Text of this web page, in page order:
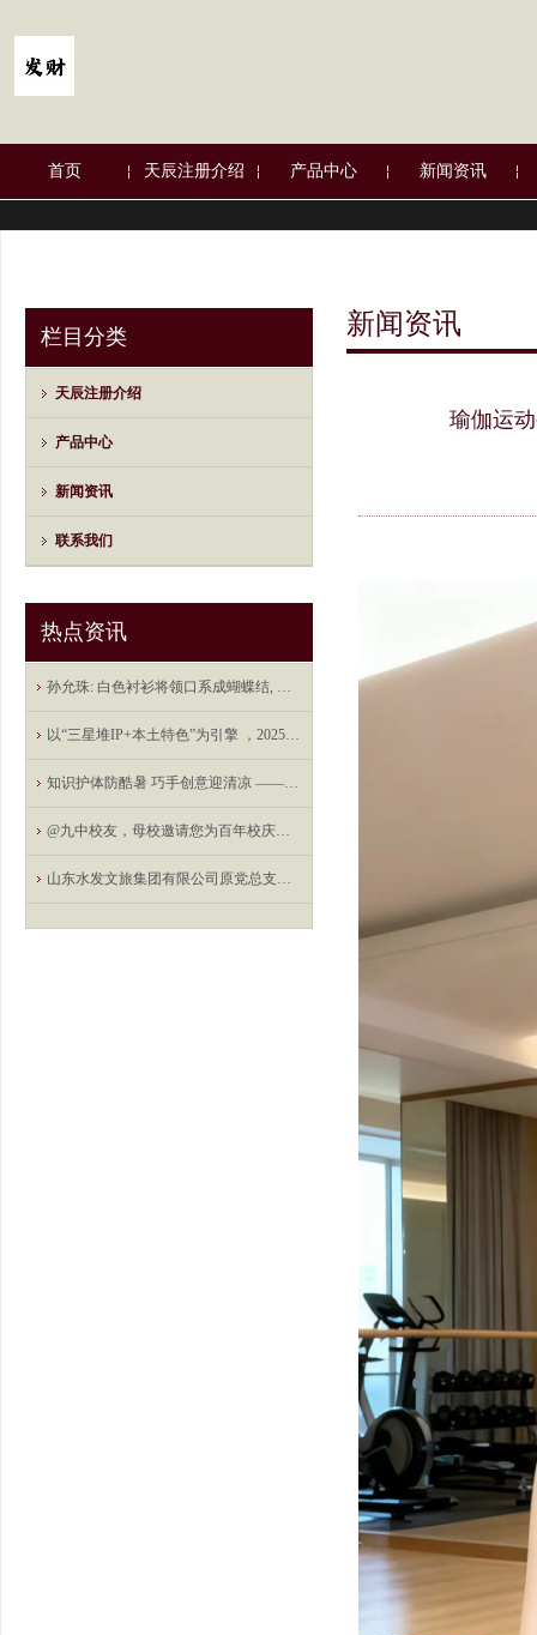
首页 天辰注册介绍 产品中心 新闻资讯
栏目分类
天辰注册介绍
产品中心
新闻资讯
联系我们
热点资讯
孙允珠: 白色衬衫将领口系成蝴蝶结, 伞裙下摆如花瓣般绽开
以“三星堆IP+本土特色”为引擎 ，2025首届德阳堆堆消费节将开展100场次活动
知识护体防酷暑 巧手创意迎清凉 ——合肥光明社区防暑科普创意手工主题活动 _大皖新闻 | 安徽网
@九中校友，母校邀请您为百年校庆送祝福点赞
山东水发文旅集团有限公司原党总支委员、副总经理张继光严重违纪违法被开除党籍和公职
新闻资讯
瑜伽运